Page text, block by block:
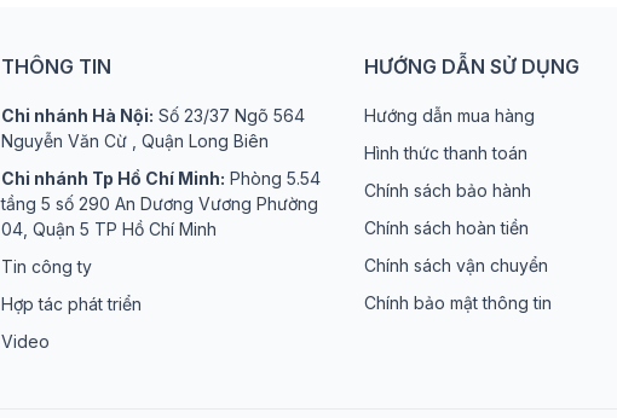
THÔNG TIN
Chi nhánh Hà Nội: Số 23/37 Ngõ 564
Nguyễn Văn Cừ , Quận Long Biên
Chi nhánh Tp Hồ Chí Minh: Phòng 5.54
tầng 5 số 290 An Dương Vương Phường
04, Quận 5 TP Hồ Chí Minh
Tin công ty
Hợp tác phát triển
Video
HƯỚNG DẪN SỬ DỤNG
Hướng dẫn mua hàng
Hình thức thanh toán
Chính sách bảo hành
Chính sách hoàn tiền
Chính sách vận chuyển
Chính bảo mật thông tin